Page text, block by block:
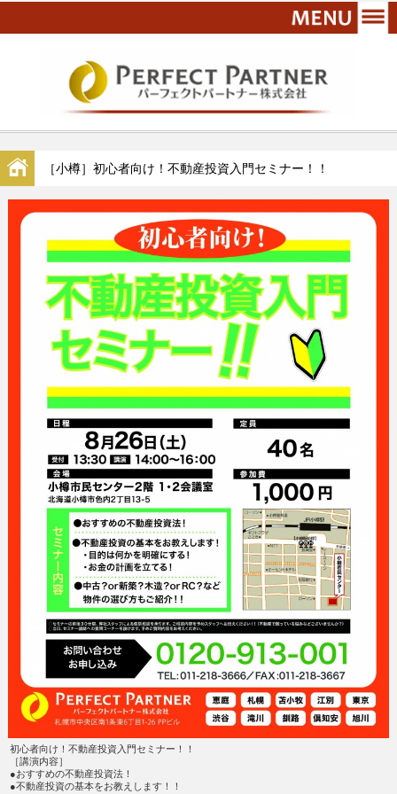
［小樽］初心者向け！不動産投資入門セミナー！！
初心者向け！不動産投資入門セミナー！！
［講演内容］
●おすすめの不動産投資法！
●不動産投資の基本をお教えします！！